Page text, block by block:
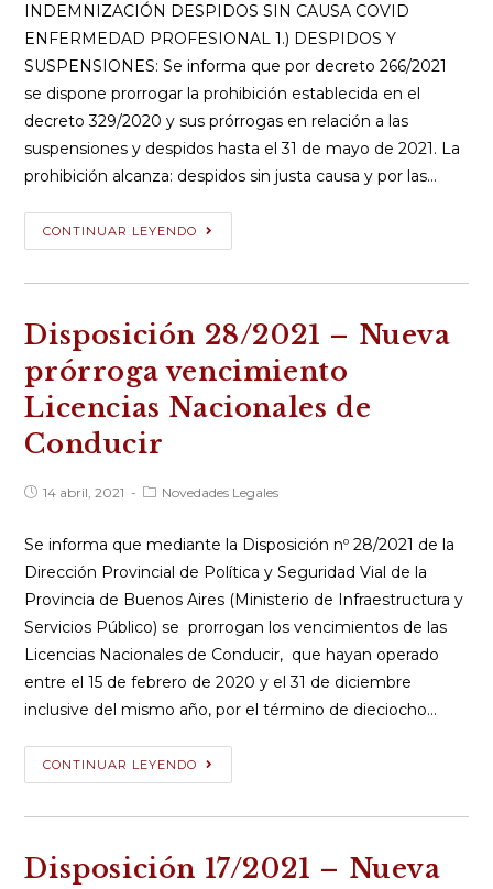
INDEMNIZACIÓN DESPIDOS SIN CAUSA COVID
ENFERMEDAD PROFESIONAL 1.) DESPIDOS Y
SUSPENSIONES: Se informa que por decreto 266/2021
se dispone prorrogar la prohibición establecida en el
decreto 329/2020 y sus prórrogas en relación a las
suspensiones y despidos hasta el 31 de mayo de 2021. La
prohibición alcanza: despidos sin justa causa y por las…
CONTINUAR LEYENDO
Nº
266/2021
Despidos
y
–
profesional
Disposición 28/2021 – Nueva
prórroga vencimiento
Licencias Nacionales de
Conducir
Publicación
entrada:
14 abril, 2021
Categoría
entrada:
Novedades Legales
Se informa que mediante la Disposición nº 28/2021 de la
Dirección Provincial de Política y Seguridad Vial de la
Provincia de Buenos Aires (Ministerio de Infraestructura y
Servicios Público) se prorrogan los vencimientos de las
Licencias Nacionales de Conducir, que hayan operado
entre el 15 de febrero de 2020 y el 31 de diciembre
inclusive del mismo año, por el término de dieciocho…
CONTINUAR LEYENDO
28/2021
–
prórroga
Disposición 17/2021 – Nueva